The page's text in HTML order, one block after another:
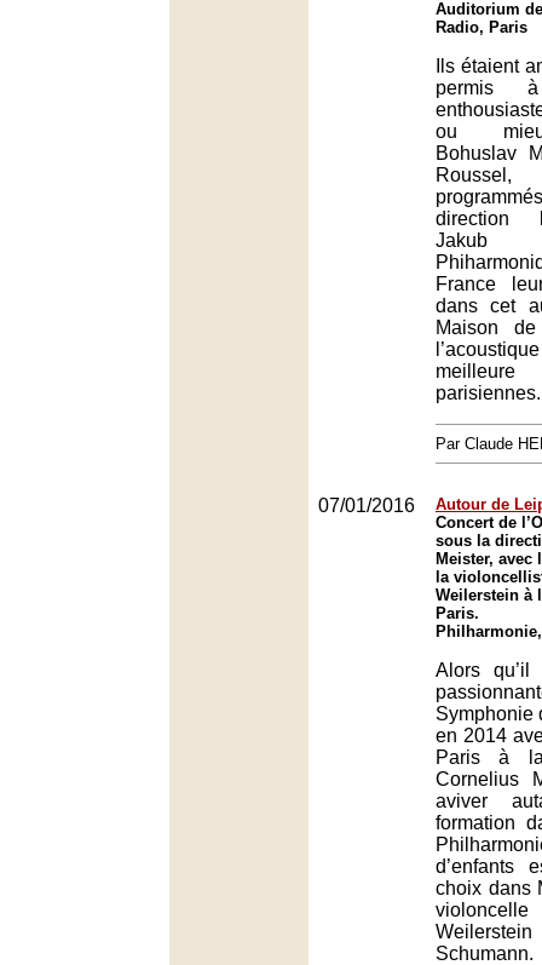
Auditorium
Radio, Paris
Ils étaient
permis
ou
Bohuslav
Roussel,
direction
Jakub
France
dans cet
Maison
parisiennes.
Par Claude
07/01/2016
Autour de
Concert de
sous la
Meister,
la
Weilerstein à
Paris.
Alors
Symphonie
en 2014
Paris à
Cornelius
aviver
formation
d’enfants
choix dans
Schumann.